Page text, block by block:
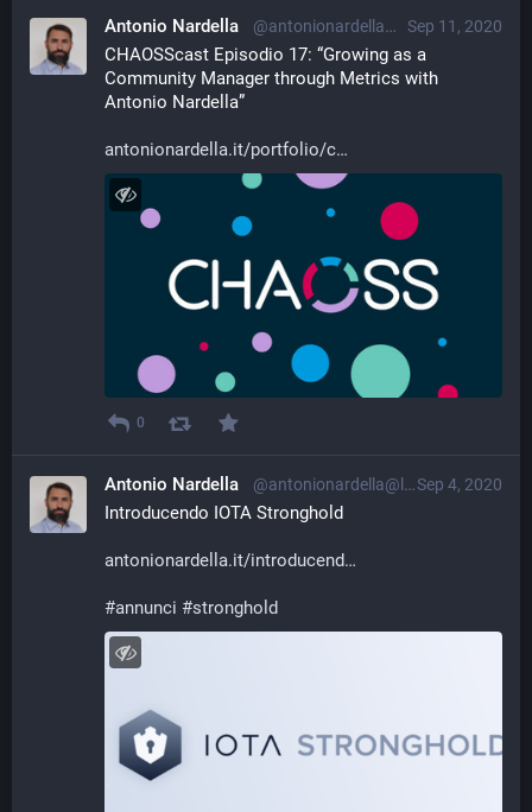
Sep 11, 2020
Antonio Nardella @antonionardella@librem.one
CHAOSScast Episodio 17: “Growing as a
Community Manager through Metrics with
Antonio Nardella”
antonionardella.it/portfolio/c
0
Sep 4, 2020
Antonio Nardella @antonionardella@librem.one
Introducendo IOTA Stronghold
antonionardella.it/introducend
#annunci #stronghold